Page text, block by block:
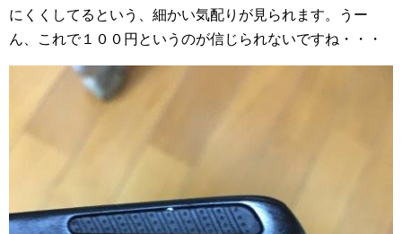
にくくしてるという、細かい気配りが見られます。うー
ん、これで１００円というのが信じられないですね・・・